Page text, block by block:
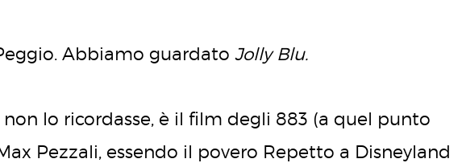
Abbiamo guardato Jolly Blu.
non lo ricordasse, è il film degli 883 (a quel punto
Pezzali, essendo il povero Repetto a Disneyland